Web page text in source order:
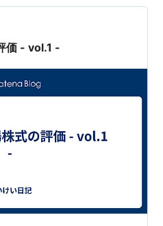
、一定の条件の下、財産評
す。 長いですが、下記に引
59−6 ・・・ (1) 財…
価 - vol.1 -